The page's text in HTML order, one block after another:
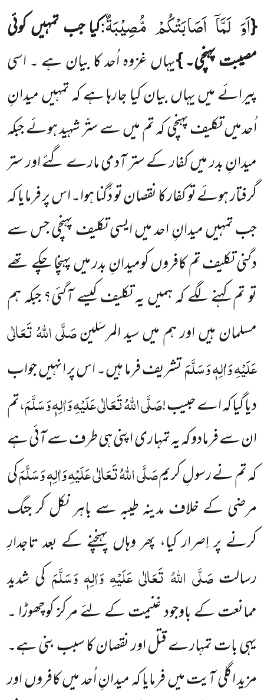
{اَوَ لَمَّاۤ اَصَابَتْكُمْ مُّصِیْبَةٌ:کیا جب تمہیں کوئی
مصیبت پہنچی۔ }یہاں غزوہ اُحد کا بیان ہے ۔ اسی
پیرائے میں یہاںبیان کیا جارہا ہے کہ تمہیں میدانِ
اُحدمیں تکلیف پہنچی کہ تم میں سے ستّر شہید ہوئے جبکہ
میدانِ بدر میں کفار کے ستر آدمیمارے گئے اور ستر
گرفتار ہوئے تو کفار کا نقصان تو دُگنا ہوا۔ اس پر فرمایا کہ
جب تمہیں میدانِ احد میں ایسی تکلیف پہنچی جس سے
دگنی تکلیف تم کافروں کومیدانِ بدر میں پہنچا چکے تھے
تو تم کہنے لگے کہ ہمیں یہ تکلیف کیسے آگئی؟ جبکہ ہم
مسلمان ہیں اور ہممیں سید المرسَلینصَلَّی اللہُ تَعَالٰی
عَلَیْہِ وَاٰلِہٖ وَسَلَّمَتشریف فرما ہیں۔ اس پر انہیں جواب
دیا گیا کہ اے حبیب !صَلَّی اللہُ تَعَالٰی عَلَیْہِ وَاٰلِہٖ وَسَلَّمَ،تم
ان سے فرمادو کہ یہ تمہاری اپنی ہی طرف سے آئی ہے
کہ تم نے رسولِ کریمصَلَّی اللہُ تَعَالٰی عَلَیْہِ وَاٰلِہٖ وَسَلَّمَکی
مرضیکے خلاف مدینہ طیبہ سے باہر نکل کر جنگ
کرنے پر اِصرار کیا، پھر وہاں پہنچنے کے بعد تاجدارِ
رسالتصَلَّی اللہُ تَعَالٰی عَلَیْہِ وَاٰلِہٖ وَسَلَّمَکی شدید
ممانعت کے باوجود غنیمت کے لئے مرکز کوچھوڑا ۔
یہی بات تمہارے قتل اور نقصان کا سبب بنی ہے۔
مزیداگلی آیت میں فرمایا کہ میدانِ اُحد میں کافروں اور